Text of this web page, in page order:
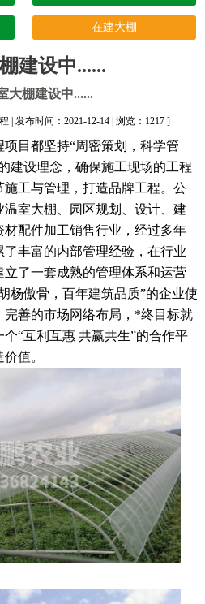
在建大棚
建设中......
棚建设中......
| 发布时间：2021-12-14 | 浏览：1217 ]
目都坚持“周密策划，科学管
建设理念，确保施工现场的工程
工与管理，打造品牌工程。公
室大棚、园区规划、设计、建
配件加工销售行业，经过多年
丰富的内部管理经验，在行业
了一套成熟的管理体系和运营
杨傲骨，百年建筑品质”的企业使
善的市场网络布局，*终目标就
“互利互惠 共赢共生”的合作平
值。